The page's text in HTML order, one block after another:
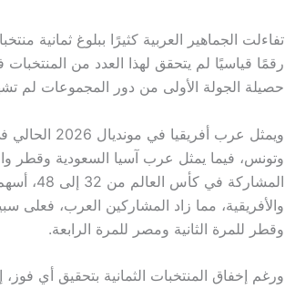
رقمًا قياسيًا لم يتحقق لهذا العدد من
حصيلة الجولة الأولى من دور المجموعات لم
ويمثل عرب
وتونس، فيما يمثل عرب آسيا السعودية وقطر
المشاركة
والأفريقية، مما زاد المشاركين العرب، فعلى
وقطر للمرة الثانية ومصر للمرة الرابعة.
ورغم إخفاق المنتخبات الثمانية بتحقيق أي